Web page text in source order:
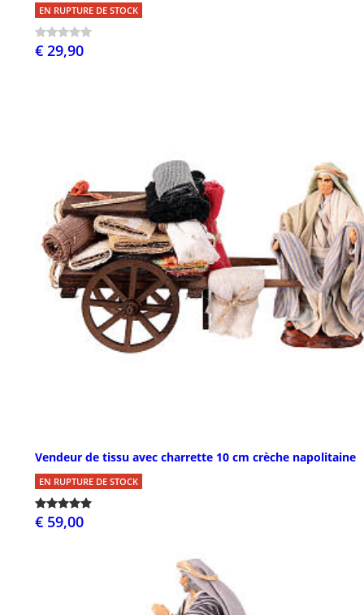
EN RUPTURE DE STOCK
€ 29,90
Vendeur de tissu avec charrette 10 cm crèche napolitaine
EN RUPTURE DE STOCK
€ 59,00